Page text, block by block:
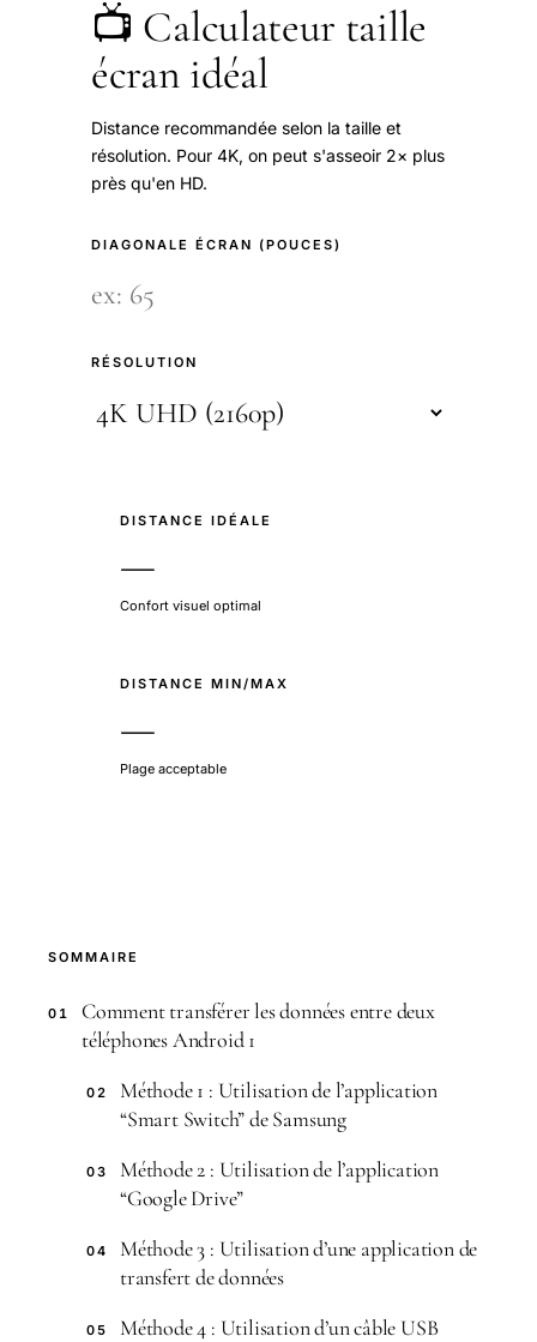
📺 Calculateur taille
écran idéal
Distance recommandée selon la taille et
résolution. Pour 4K, on peut s'asseoir 2× plus
près qu'en HD.
DIAGONALE ÉCRAN (POUCES)
RÉSOLUTION
DISTANCE IDÉALE
—
Confort visuel optimal
DISTANCE MIN/MAX
—
Plage acceptable
SOMMAIRE
01
Comment transférer les données entre deux
téléphones Android 1
02
Méthode 1 : Utilisation de l’application
“Smart Switch” de Samsung
03
Méthode 2 : Utilisation de l’application
“Google Drive”
04
Méthode 3 : Utilisation d’une application de
transfert de données
05 Méthode 4 : Utilisation d’un câble USB